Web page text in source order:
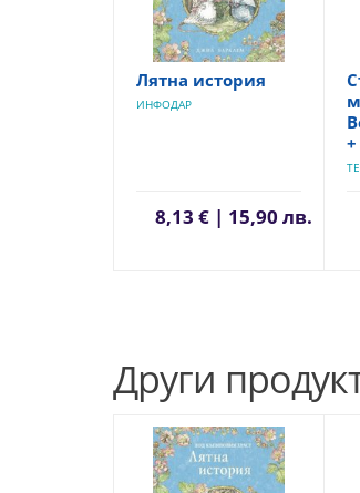
Лятна история
ИНФОДАР
8,13 € | 15,90 лв.
+
Други